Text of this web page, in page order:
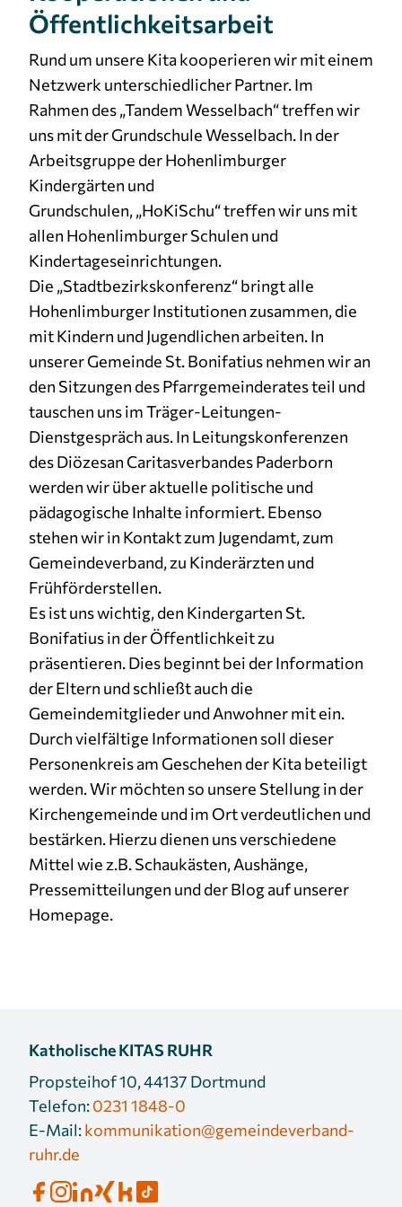
Öffentlichkeitsarbeit
Rund um unsere Kita kooperieren wir mit einem
Netzwerk unterschiedlicher Partner. Im
Rahmen des „Tandem Wesselbach“ treffen wir
uns mit der Grundschule Wesselbach. In der
Arbeitsgruppe der Hohenlimburger
Kindergärten und
Grundschulen, „HoKiSchu“ treffen wir uns mit
allen Hohenlimburger Schulen und
Kindertageseinrichtungen.
Die „Stadtbezirkskonferenz“ bringt alle
Hohenlimburger Institutionen zusammen, die
mit Kindern und Jugendlichen arbeiten. In
unserer Gemeinde St. Bonifatius nehmen wir an
den Sitzungen des Pfarrgemeinderates teil und
tauschen uns im Träger-Leitungen-
Dienstgespräch aus. In Leitungskonferenzen
des Diözesan Caritasverbandes Paderborn
werden wir über aktuelle politische und
pädagogische Inhalte informiert. Ebenso
stehen wir in Kontakt zum Jugendamt, zum
Gemeindeverband, zu Kinderärzten und
Frühförderstellen.
Es ist uns wichtig, den Kindergarten St.
Bonifatius in der Öffentlichkeit zu
präsentieren. Dies beginnt bei der Information
der Eltern und schließt auch die
Gemeindemitglieder und Anwohner mit ein.
Durch vielfältige Informationen soll dieser
Personenkreis am Geschehen der Kita beteiligt
werden. Wir möchten so unsere Stellung in der
Kirchengemeinde und im Ort verdeutlichen und
bestärken. Hierzu dienen uns verschiedene
Mittel wie z.B. Schaukästen, Aushänge,
Pressemitteilungen und der Blog auf unserer
Homepage.
Katholische KITAS RUHR
Propsteihof 10, 44137 Dortmund
Telefon:0231 1848-0
E-Mail:kommunikation@gemeindeverband-
ruhr.de
Cookie Laufzeit: